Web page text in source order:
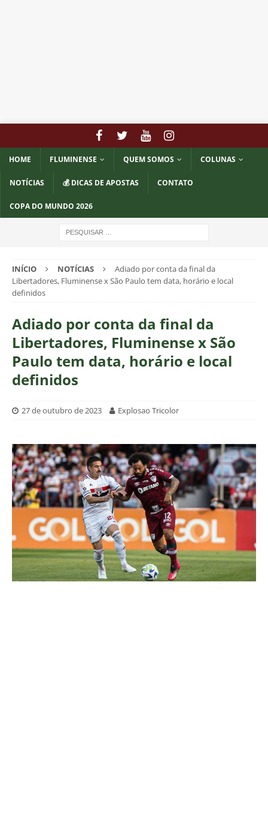
HOME FLUMINENSE QUEM SOMOS COLUNAS
NOTÍCIAS 💰 DICAS DE APOSTAS CONTATO
COPA DO MUNDO 2026
INÍCIO NOTÍCIAS
Adiado por conta da final da
Libertadores, Fluminense x São Paulo tem data, horário e local
definidos
Adiado por conta da final da
Libertadores, Fluminense x São
Paulo tem data, horário e local
definidos
27 de outubro de 2023 Explosao Tricolor